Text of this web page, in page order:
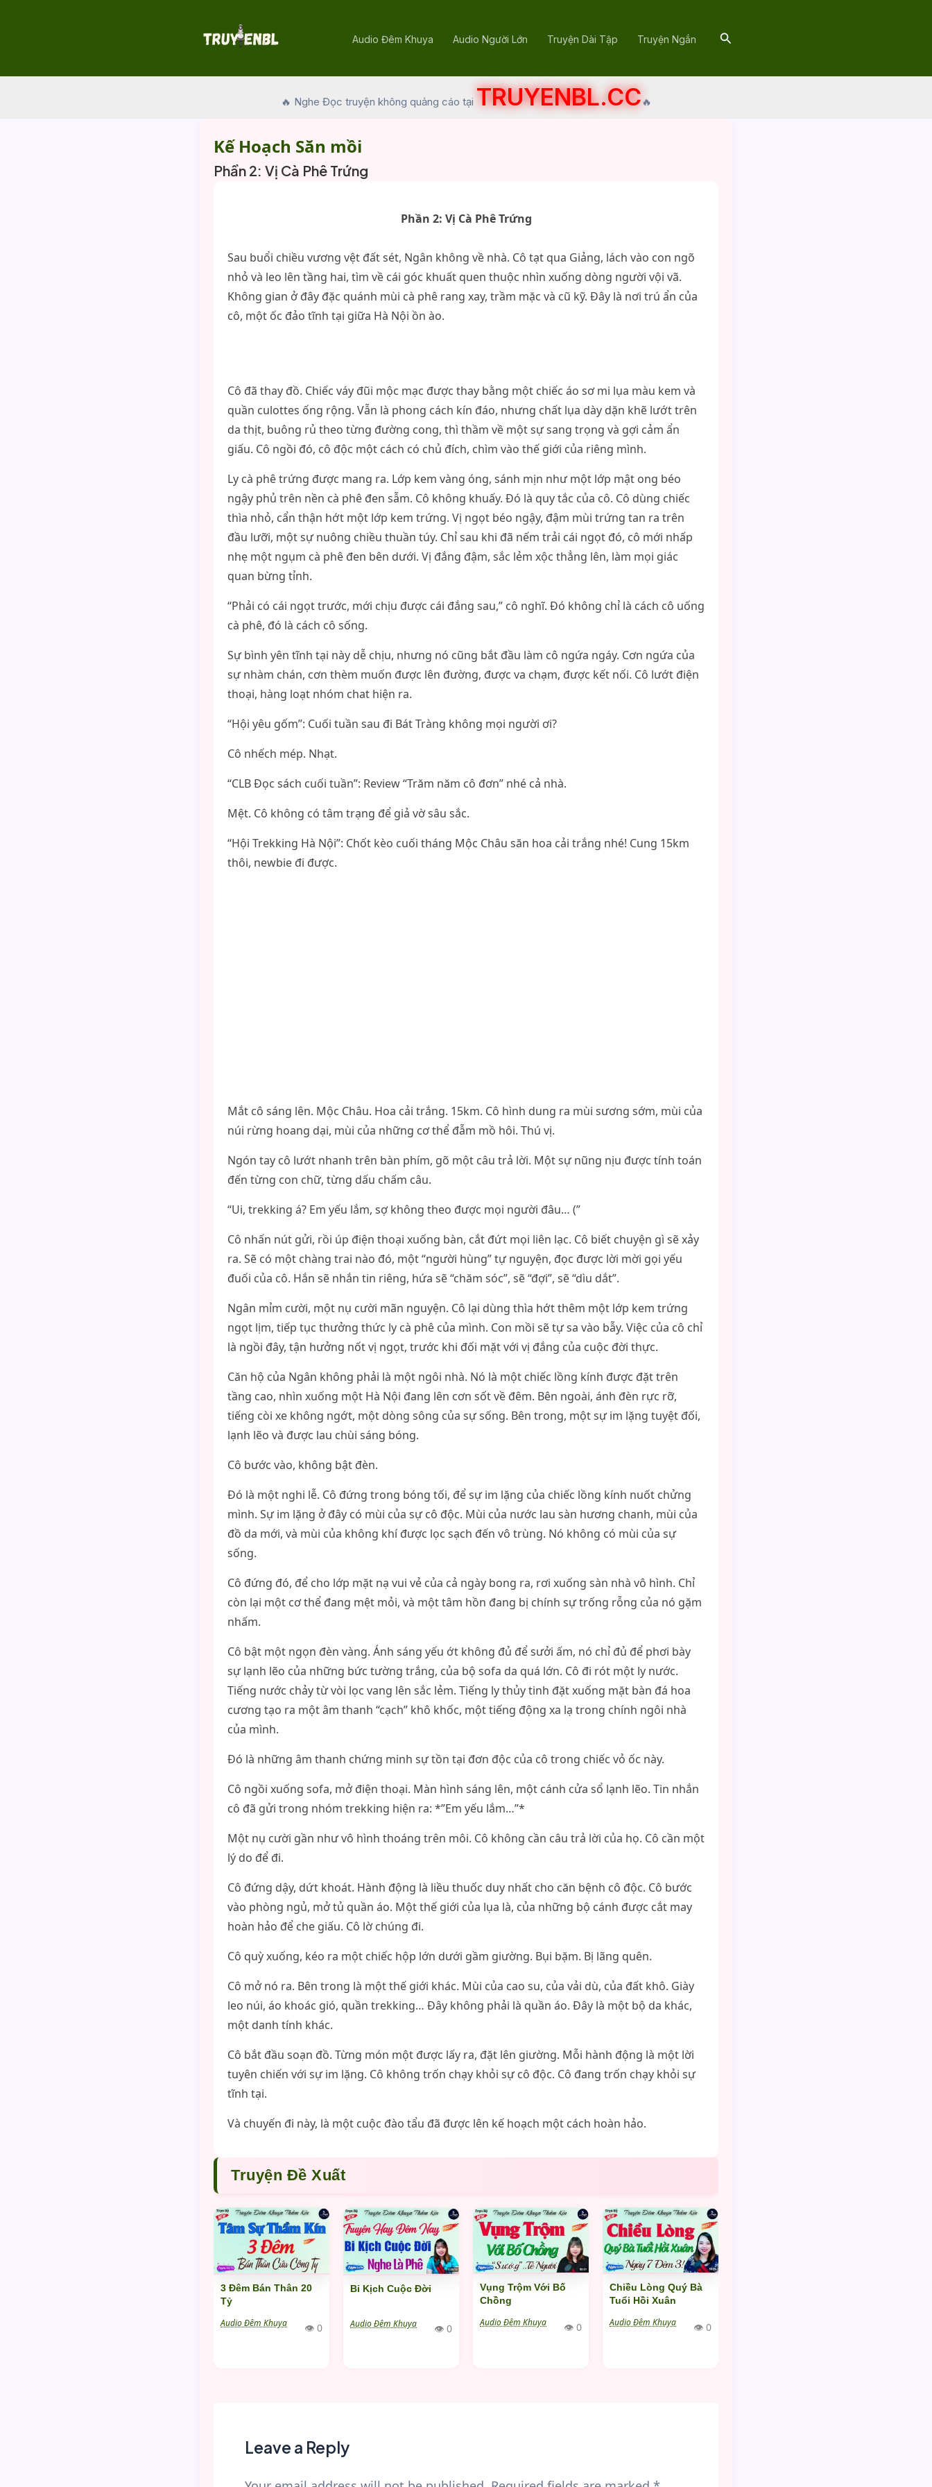
Audio Đêm Khuya Audio Người Lớn Truyện Dài Tập Truyện Ngắn Search
🔥 Nghe Đọc truyện không quảng cáo tại TRUYENBL.CC🔥
Kế Hoạch Săn mồi
Phần 2: Vị Cà Phê Trứng
Phần 2: Vị Cà Phê Trứng
Sau buổi chiều vương vệt đất sét, Ngân không về nhà. Cô tạt qua Giảng, lách vào con ngõ
nhỏ và leo lên tầng hai, tìm về cái góc khuất quen thuộc nhìn xuống dòng người vội vã.
Không gian ở đây đặc quánh mùi cà phê rang xay, trầm mặc và cũ kỹ. Đây là nơi trú ẩn của
cô, một ốc đảo tĩnh tại giữa Hà Nội ồn ào.
Cô đã thay đồ. Chiếc váy đũi mộc mạc được thay bằng một chiếc áo sơ mi lụa màu kem và
quần culottes ống rộng. Vẫn là phong cách kín đáo, nhưng chất lụa dày dặn khẽ lướt trên
da thịt, buông rủ theo từng đường cong, thì thầm về một sự sang trọng và gợi cảm ẩn
giấu. Cô ngồi đó, cô độc một cách có chủ đích, chìm vào thế giới của riêng mình.
Ly cà phê trứng được mang ra. Lớp kem vàng óng, sánh mịn như một lớp mật ong béo
ngậy phủ trên nền cà phê đen sẫm. Cô không khuấy. Đó là quy tắc của cô. Cô dùng chiếc
thìa nhỏ, cẩn thận hớt một lớp kem trứng. Vị ngọt béo ngậy, đậm mùi trứng tan ra trên
đầu lưỡi, một sự nuông chiều thuần túy. Chỉ sau khi đã nếm trải cái ngọt đó, cô mới nhấp
nhẹ một ngụm cà phê đen bên dưới. Vị đắng đậm, sắc lẻm xộc thẳng lên, làm mọi giác
quan bừng tỉnh.
“Phải có cái ngọt trước, mới chịu được cái đắng sau,” cô nghĩ. Đó không chỉ là cách cô uống
cà phê, đó là cách cô sống.
Sự bình yên tĩnh tại này dễ chịu, nhưng nó cũng bắt đầu làm cô ngứa ngáy. Cơn ngứa của
sự nhàm chán, cơn thèm muốn được lên đường, được va chạm, được kết nối. Cô lướt điện
thoại, hàng loạt nhóm chat hiện ra.
“Hội yêu gốm”: Cuối tuần sau đi Bát Tràng không mọi người ơi?
Cô nhếch mép. Nhạt.
“CLB Đọc sách cuối tuần”: Review “Trăm năm cô đơn” nhé cả nhà.
Mệt. Cô không có tâm trạng để giả vờ sâu sắc.
“Hội Trekking Hà Nội”: Chốt kèo cuối tháng Mộc Châu săn hoa cải trắng nhé! Cung 15km
thôi, newbie đi được.
Mắt cô sáng lên. Mộc Châu. Hoa cải trắng. 15km. Cô hình dung ra mùi sương sớm, mùi của
núi rừng hoang dại, mùi của những cơ thể đẫm mồ hôi. Thú vị.
Ngón tay cô lướt nhanh trên bàn phím, gõ một câu trả lời. Một sự nũng nịu được tính toán
đến từng con chữ, từng dấu chấm câu.
“Ui, trekking á? Em yếu lắm, sợ không theo được mọi người đâu… (”
Cô nhấn nút gửi, rồi úp điện thoại xuống bàn, cắt đứt mọi liên lạc. Cô biết chuyện gì sẽ xảy
ra. Sẽ có một chàng trai nào đó, một “người hùng” tự nguyện, đọc được lời mời gọi yếu
đuối của cô. Hắn sẽ nhắn tin riêng, hứa sẽ “chăm sóc”, sẽ “đợi”, sẽ “dìu dắt”.
Ngân mỉm cười, một nụ cười mãn nguyện. Cô lại dùng thìa hớt thêm một lớp kem trứng
ngọt lịm, tiếp tục thưởng thức ly cà phê của mình. Con mồi sẽ tự sa vào bẫy. Việc của cô chỉ
là ngồi đây, tận hưởng nốt vị ngọt, trước khi đối mặt với vị đắng của cuộc đời thực.
Căn hộ của Ngân không phải là một ngôi nhà. Nó là một chiếc lồng kính được đặt trên
tầng cao, nhìn xuống một Hà Nội đang lên cơn sốt về đêm. Bên ngoài, ánh đèn rực rỡ,
tiếng còi xe không ngớt, một dòng sông của sự sống. Bên trong, một sự im lặng tuyệt đối,
lạnh lẽo và được lau chùi sáng bóng.
Cô bước vào, không bật đèn.
Đó là một nghi lễ. Cô đứng trong bóng tối, để sự im lặng của chiếc lồng kính nuốt chửng
mình. Sự im lặng ở đây có mùi của sự cô độc. Mùi của nước lau sàn hương chanh, mùi của
đồ da mới, và mùi của không khí được lọc sạch đến vô trùng. Nó không có mùi của sự
sống.
Cô đứng đó, để cho lớp mặt nạ vui vẻ của cả ngày bong ra, rơi xuống sàn nhà vô hình. Chỉ
còn lại một cơ thể đang mệt mỏi, và một tâm hồn đang bị chính sự trống rỗng của nó gặm
nhấm.
Cô bật một ngọn đèn vàng. Ánh sáng yếu ớt không đủ để sưởi ấm, nó chỉ đủ để phơi bày
sự lạnh lẽo của những bức tường trắng, của bộ sofa da quá lớn. Cô đi rót một ly nước.
Tiếng nước chảy từ vòi lọc vang lên sắc lẻm. Tiếng ly thủy tinh đặt xuống mặt bàn đá hoa
cương tạo ra một âm thanh “cạch” khô khốc, một tiếng động xa lạ trong chính ngôi nhà
của mình.
Đó là những âm thanh chứng minh sự tồn tại đơn độc của cô trong chiếc vỏ ốc này.
Cô ngồi xuống sofa, mở điện thoại. Màn hình sáng lên, một cánh cửa sổ lạnh lẽo. Tin nhắn
cô đã gửi trong nhóm trekking hiện ra: *”Em yếu lắm…”*
Một nụ cười gần như vô hình thoáng trên môi. Cô không cần câu trả lời của họ. Cô cần một
lý do để đi.
Cô đứng dậy, dứt khoát. Hành động là liều thuốc duy nhất cho căn bệnh cô độc. Cô bước
vào phòng ngủ, mở tủ quần áo. Một thế giới của lụa là, của những bộ cánh được cắt may
hoàn hảo để che giấu. Cô lờ chúng đi.
Cô quỳ xuống, kéo ra một chiếc hộp lớn dưới gầm giường. Bụi bặm. Bị lãng quên.
Cô mở nó ra. Bên trong là một thế giới khác. Mùi của cao su, của vải dù, của đất khô. Giày
leo núi, áo khoác gió, quần trekking… Đây không phải là quần áo. Đây là một bộ da khác,
một danh tính khác.
Cô bắt đầu soạn đồ. Từng món một được lấy ra, đặt lên giường. Mỗi hành động là một lời
tuyên chiến với sự im lặng. Cô không trốn chạy khỏi sự cô độc. Cô đang trốn chạy khỏi sự
tĩnh tại.
Và chuyến đi này, là một cuộc đào tẩu đã được lên kế hoạch một cách hoàn hảo.
Truyện Đề Xuất
3 Đêm Bán Thân 20
Tỷ
Audio Đêm Khuya 👁 0
Bi Kịch Cuộc Đời
Audio Đêm Khuya 👁 0
Vụng Trộm Với Bố
Chồng
Audio Đêm Khuya 👁 0
Chiều Lòng Quý Bà
Tuổi Hồi Xuân
Audio Đêm Khuya 👁 0
Leave a Reply